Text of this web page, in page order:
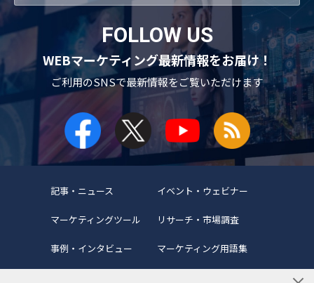
FOLLOW US
WEBマーケティング最新情報をお届け！
ご利用のSNSで最新情報をご覧いただけます
記事・ニュース イベント・ウェビナー
マーケティングツール リサーチ・市場調査
事例・インタビュー マーケティング用語集